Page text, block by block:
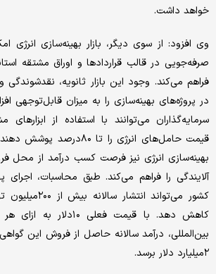
خواهد داشت.
وی افزود: از سوی دیگر، بازار بهینه‌‌‌سازی انرژی
صرفه‌‌‌جویی در قالب قراردادها و اوراق مشتقه
فراهم می‌کند. وجود این بازار ثانویه،
در پروژه‌‌‌های بهینه‌‌‌سازی را به میزان قابل‌توجهی
سرمایه‌گذاران می‌‌‌توانند با استفاده از
قیمت حامل‌‌‌های انرژی را تا
بهینه‌‌‌سازی انرژی نیز فرصت کسب درآمد از
آلایندگی را فراهم می‌کند. طبق محاسبات، اجرای
کشور می‌‌‌تواند
کاهش دهد. با قیمت فعلی
بین‌المللی، درآمد سالانه حاصل از فروش این
۲میلیارد دلار برسد.